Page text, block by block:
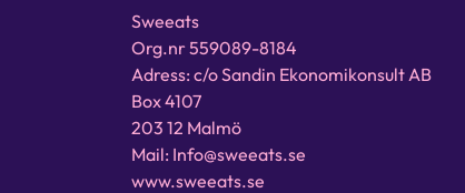
Sweeats
Org.nr 559089-8184
Adress: c/o Sandin Ekonomikonsult AB
Box 4107
203 12 Malmö
Mail: Info@sweeats.se
www.sweeats.se